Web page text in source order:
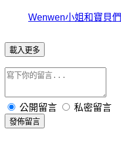
Wenwen小姐和寶貝們
載入更多
公開留言 私密留言
發佈留言